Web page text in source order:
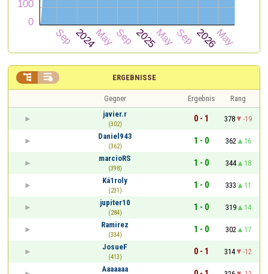
ERGEBNISSE
 
Gegner Ergebnis
Rang
javier.r
(302)
0 - 1 378
-19
Daniel943
(362)
1 - 0 362
16
marcioRS
(398)
1 - 0 344
18
Ká1roly
(231)
1 - 0 333
11
jupiter10
(284)
1 - 0 319
14
Ramirez
(334)
1 - 0 302
17
JosueF
(413)
0 - 1 314
-12
Aaaaaaa